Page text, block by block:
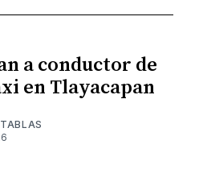
a conductor de
en Tlayacapan